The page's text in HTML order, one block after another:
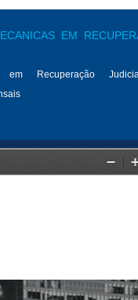
EM
em Recuperação